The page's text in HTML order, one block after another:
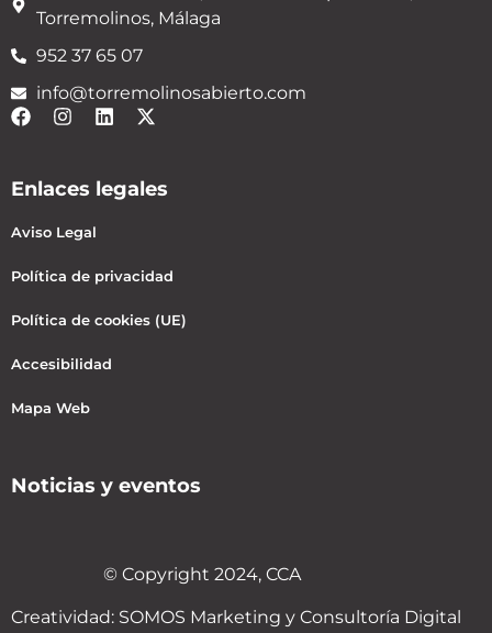
Torremolinos, Málaga
952 37 65 07
info@torremolinosabierto.com
Enlaces legales
Aviso Legal
Política de privacidad
Política de cookies (UE)
Accesibilidad
Mapa Web
Noticias y eventos
© Copyright 2024, CCA
Creatividad: SOMOS Marketing y Consultoría Digital